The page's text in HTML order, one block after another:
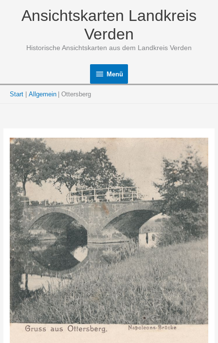
Ansichtskarten Landkreis
Verden
Historische Ansichtskarten aus dem Landkreis Verden
Menü
Menü
Start Allgemein Ottersberg